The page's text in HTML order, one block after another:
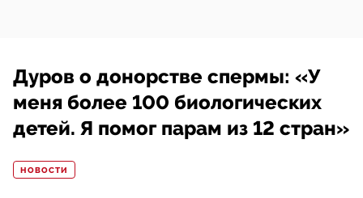
Дуров о донорстве спермы: «У
меня более 100 биологических
детей. Я помог парам из 12 стран»
НОВОСТИ